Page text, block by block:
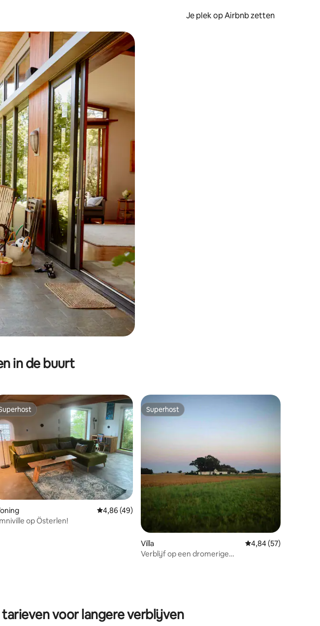
Je plek op Airbnb zetten
en omlaag, óf door te tikken of swipen.
in de buurt
van 4,86 op 5, 51 recensies
Gemiddelde beoordeling van 4,86 op 5, 49 recensies
4,86 (49)
op Österlen!
Superhost
Superhost
Villa Gemiddelde
4,84 (57)
Verblijf op een dromerige
voor langere verblijven